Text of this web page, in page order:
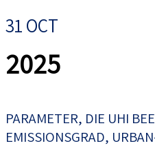
31 OCT
2025
PARAMETER, DIE UHI
EMISSIONSGRAD,